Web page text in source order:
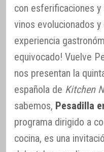
con esferificaciones
vinos evolucionados
experiencia
equivocado! Vuelve
nos presentan la
española de Kitchen
sabemos, Pesadilla
programa dirigido a
cocina, es una